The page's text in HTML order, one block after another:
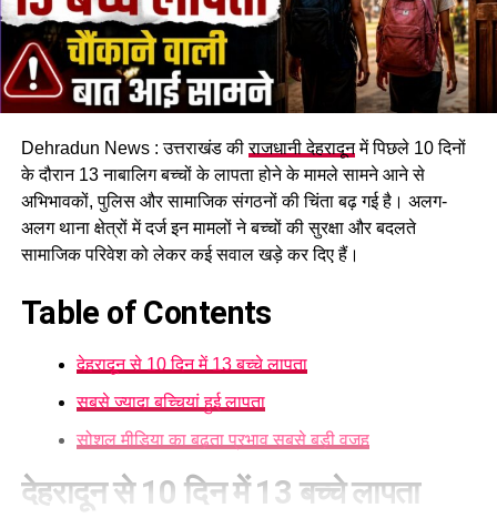
Dehradun News : उत्तराखंड कीराजधानी देहरादूनमें पिछले 10 दिनों
के दौरान 13 नाबालिग बच्चों के लापता होने के मामले सामने आने से
अभिभावकों, पुलिस और सामाजिक संगठनों की चिंता बढ़ गई है। अलग-
अलग थाना क्षेत्रों में दर्ज इन मामलों ने बच्चों की सुरक्षा और बदलते
सामाजिक परिवेश को लेकर कई सवाल खड़े कर दिए हैं।
Table of Contents
देहरादून से 10 दिन में 13 बच्चे लापता
सबसे ज्यादा बच्चियां हुई लापता
सोशल मीडिया का बढ़ता प्रभाव सबसे बड़ी वजह
देहरादून से 10 दिन में 13 बच्चे लापता